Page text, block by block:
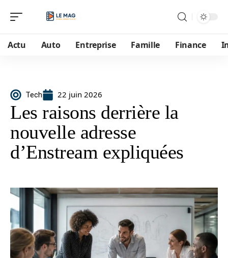
Actu Auto Entreprise Famille Finance
Tech 22 juin 2026
Les raisons derrière la
nouvelle adresse
d’Enstream expliquées